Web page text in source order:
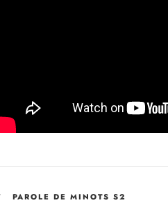
PAROLE DE MINOTS S2